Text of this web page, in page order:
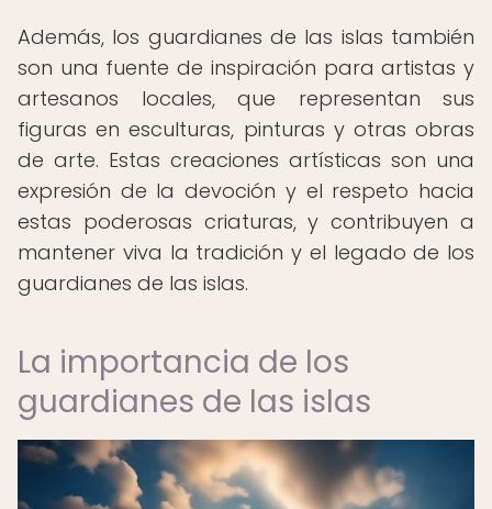
Además, los guardianes de las islas también
son una fuente de inspiración para artistas y
artesanos locales, que representan sus
figuras en esculturas, pinturas y otras obras
de arte. Estas creaciones artísticas son una
expresión de la devoción y el respeto hacia
estas poderosas criaturas, y contribuyen a
mantener viva la tradición y el legado de los
guardianes de las islas.
La importancia de los
guardianes de las islas